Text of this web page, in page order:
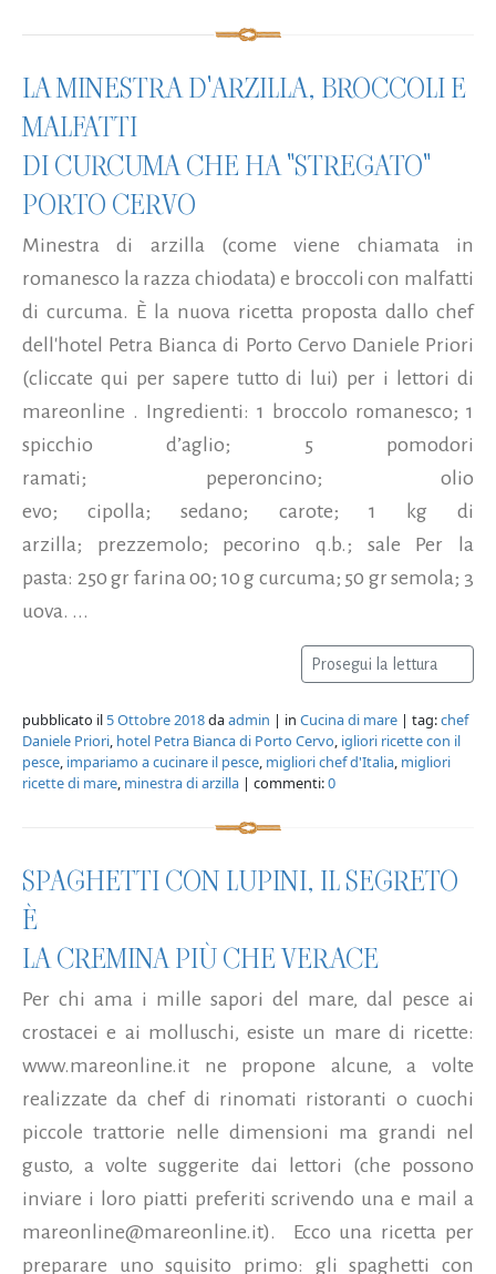
LA MINESTRA D'ARZILLA, BROCCOLI E
MALFATTI
DI CURCUMA CHE HA "STREGATO"
PORTO CERVO
Minestra di arzilla (come viene chiamata in
romanesco la razza chiodata) e broccoli con malfatti
di curcuma. È la nuova ricetta proposta dallo chef
dell'hotel Petra Bianca di Porto Cervo Daniele Priori
(cliccate qui per sapere tutto di lui) per i lettori di
mareonline . Ingredienti: 1 broccolo romanesco; 1
spicchio d’aglio; 5 pomodori
ramati; peperoncino; olio
evo; cipolla; sedano; carote; 1 kg di
arzilla; prezzemolo; pecorino q.b.; sale Per la
pasta: 250 gr farina 00; 10 g curcuma; 50 gr semola; 3
uova. ...
Prosegui la lettura
pubblicato il 5 Ottobre 2018daadmin | in Cucina di mare | tag:chef
Daniele Priori hotel Petra Bianca di Porto Cervo igliori ricette con il
pesce impariamo a cucinare il pesce migliori chef d'Italia migliori
ricette di mare minestra di arzilla | commenti:0
SPAGHETTI CON LUPINI, IL SEGRETO
È
LA CREMINA PIÙ CHE VERACE
Per chi ama i mille sapori del mare, dal pesce ai
crostacei e ai molluschi, esiste un mare di ricette:
www.mareonline.it ne propone alcune, a volte
realizzate da chef di rinomati ristoranti o cuochi
piccole trattorie nelle dimensioni ma grandi nel
gusto, a volte suggerite dai lettori (che possono
inviare i loro piatti preferiti scrivendo una e mail a
mareonline@mareonline.it). Ecco una ricetta per
preparare uno squisito primo: gli spaghetti con